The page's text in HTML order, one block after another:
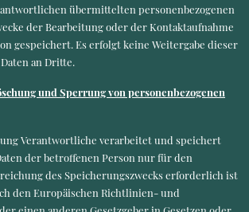
übermittelten personenbezogenen
der Bearbeitung oder der Kontaktaufnahme
gespeichert. Es erfolgt keine Weitergabe dieser
an Dritte.
und Sperrung von personenbezogenen
Verantwortliche verarbeitet und speichert
der betroffenen Person nur für den
des Speicherungszwecks erforderlich ist
den Europäischen Richtlinien- und